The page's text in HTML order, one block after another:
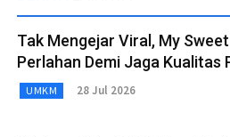
Tak Mengejar Viral, My
Perlahan Demi Jaga Kualitas
UMKM 28 Jul 2026